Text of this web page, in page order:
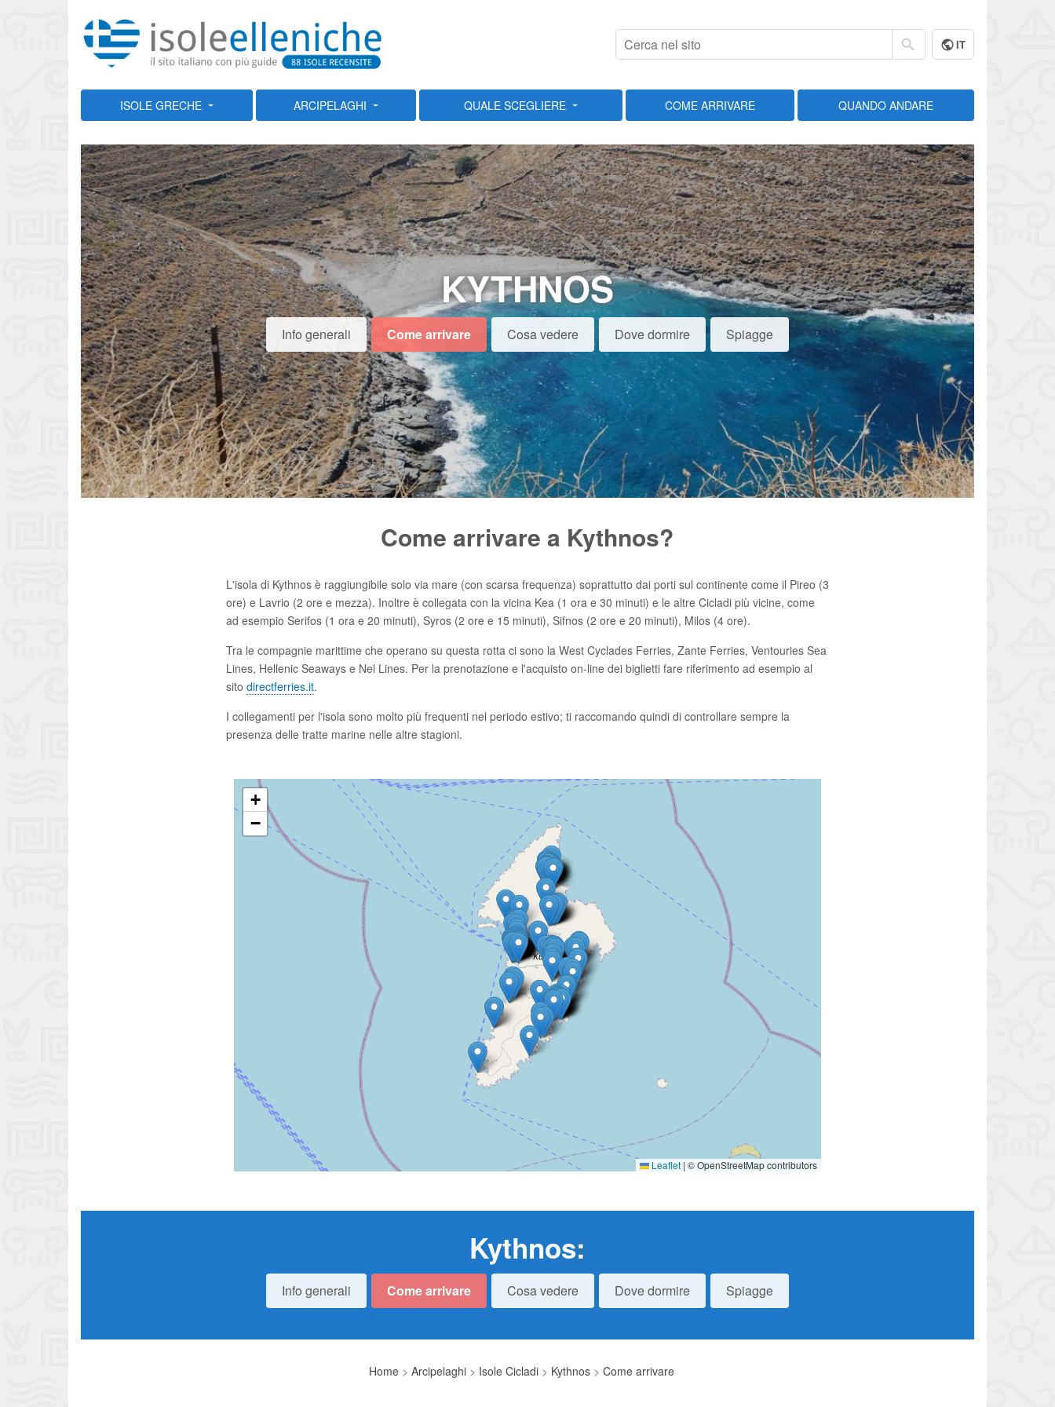
IT
ISOLE GRECHE ARCIPELAGHI QUALE SCEGLIERE COME ARRIVARE QUANDO ANDARE
KYTHNOS
Info generali Come arrivare Cosa vedere Dove dormire Spiagge
Come arrivare a Kythnos?
L'isola di Kythnos è raggiungibile solo via mare (con scarsa frequenza) soprattutto dai porti sul continente come il Pireo (3
ore) e Lavrio (2 ore e mezza). Inoltre è collegata con la vicina Kea (1 ora e 30 minuti) e le altre Cicladi più vicine, come
ad esempio Serifos (1 ora e 20 minuti), Syros (2 ore e 15 minuti), Sifnos (2 ore e 20 minuti), Milos (4 ore).
Tra le compagnie marittime che operano su questa rotta ci sono la West Cyclades Ferries, Zante Ferries, Ventouries Sea
Lines, Hellenic Seaways e Nel Lines. Per la prenotazione e l'acquisto on-line dei biglietti fare riferimento ad esempio al
sito directferries.it.
I collegamenti per l'isola sono molto più frequenti nel periodo estivo; ti raccomando quindi di controllare sempre la
presenza delle tratte marine nelle altre stagioni.
+
−
Leaflet | © OpenStreetMap contributors
Kythnos:
Info generali Come arrivare Cosa vedere Dove dormire Spiagge
Home > Arcipelaghi > Isole Cicladi > Kythnos > Come arrivare